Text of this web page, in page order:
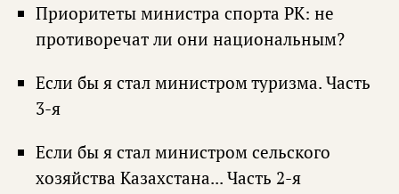
Приоритеты министра спорта РК: не
противоречат ли они национальным?
Если бы я стал министром туризма. Часть
3-я
Если бы я стал министром сельского
хозяйства Казахстана... Часть 2-я